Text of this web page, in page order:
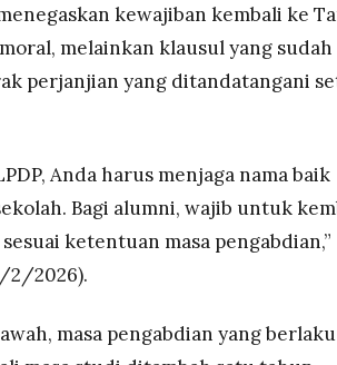
kewajiban kembali ke
melainkan klausul yang sudah
perjanjian yang ditandatangani
Anda harus menjaga nama baik
Bagi alumni, wajib untuk
ketentuan masa pengabdian,”
2/2026).
masa pengabdian yang berlaku